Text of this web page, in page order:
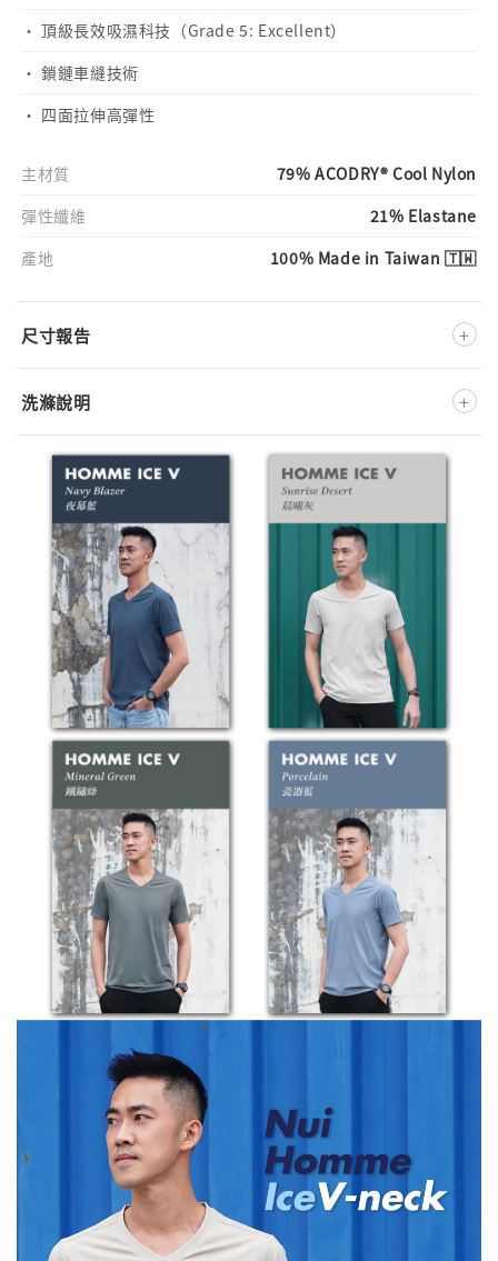
· 頂級長效吸濕科技（Grade 5: Excellent）
· 鎖鏈車縫技術
· 四面拉伸高彈性
主材質
79% ACODRY® Cool Nylon
彈性纖維
21% Elastane
產地
100% Made in Taiwan 🇹🇼
尺寸報告 +
洗滌說明 +
深淺色分開洗
低溫洗滌
不可漂白
不可乾洗
不可添加柔軟精
低溫熨燙
（除非必要）不可烘乾
※ 此款布料為特殊處理材質，洗滌時強烈建議
反面放入洗衣袋
※ 正確的洗滌方式將大大地影響產品壽命